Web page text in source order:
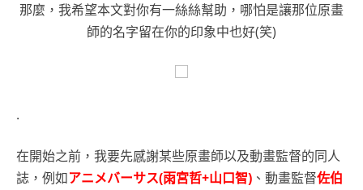
那麼，我希望本文對你有一絲絲幫助，哪怕是讓那位原畫
師的名字留在你的印象中也好(笑)
.
在開始之前，我要先感謝某些原畫師以及動畫監督的同人
誌，例如アニメバーサス(雨宮哲+山口智) 、動畫監督佐伯